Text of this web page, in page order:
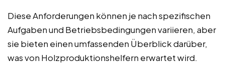
Diese Anforderungen können je nach spezifischen
Aufgaben und Betriebsbedingungen variieren, aber
sie bieten einen umfassenden Überblick darüber,
was von Holzproduktionshelfern erwartet wird.